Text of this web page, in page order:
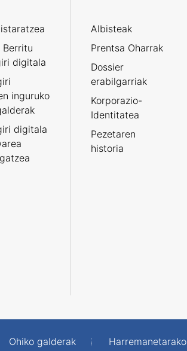
digitala
inguruko
digitala
Albisteak
Prentsa Oharrak
Dossier
erabilgarriak
Korporazio-
Identitatea
Pezetaren
historia
Ohiko galderak Harremanetarako